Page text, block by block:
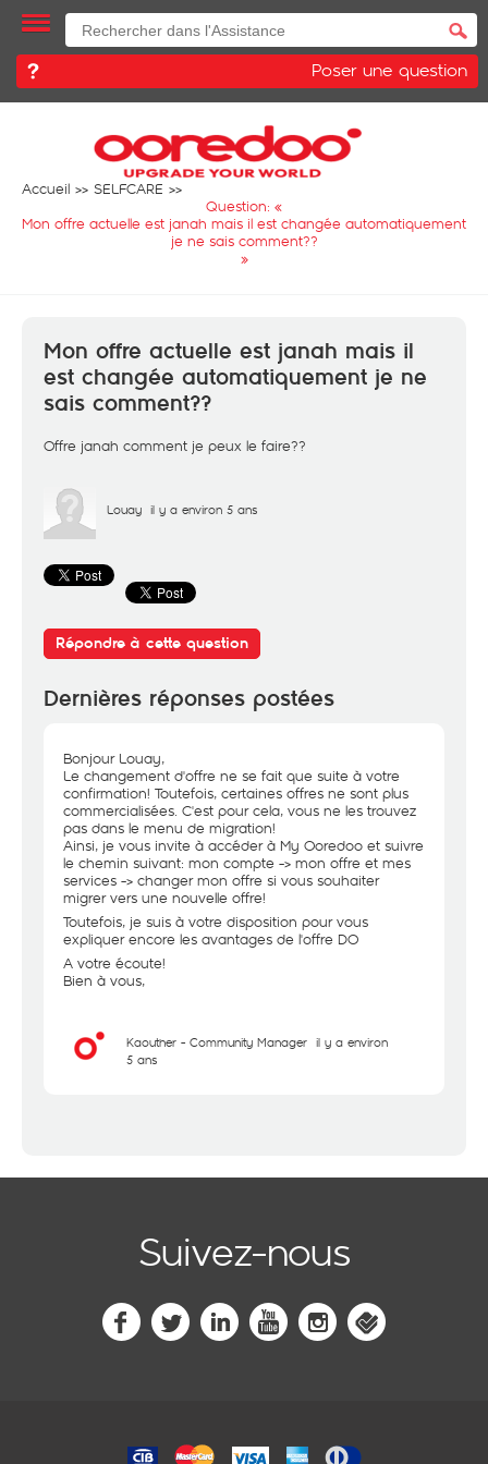
Poser une question
Accueil
SELFCARE
Question: «
Mon offre actuelle est janah mais il est changée automatiquement
je ne sais comment??
»
Mon offre actuelle est janah mais il
est changée automatiquement je ne
sais comment??
Offre janah comment je peux le faire??
Louay il y a environ 5 ans
Répondre à cette question
Dernières réponses postées
Bonjour Louay,
Le changement d'offre ne se fait que suite à votre
confirmation! Toutefois, certaines offres ne sont plus
commercialisées. C'est pour cela, vous ne les trouvez
pas dans le menu de migration!
Ainsi, je vous invite à accéder à My Ooredoo et suivre
le chemin suivant: mon compte -> mon offre et mes
services -> changer mon offre si vous souhaiter
migrer vers une nouvelle offre!
Toutefois, je suis à votre disposition pour vous
expliquer encore les avantages de l'offre DO
A votre écoute!
Bien à vous,
Kaouther - Community Manager il y a environ
5 ans
Suivez-nous